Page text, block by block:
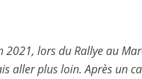
2021, lors du Rallye au
aller plus loin. Après un